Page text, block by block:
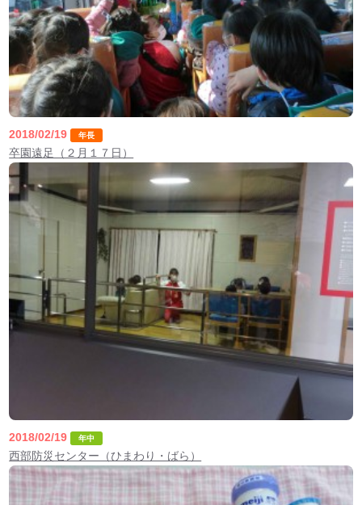
2018/02/19 年長
卒園遠足（２月１７日）
2018/02/19 年中
西部防災センター（ひまわり・ばら）